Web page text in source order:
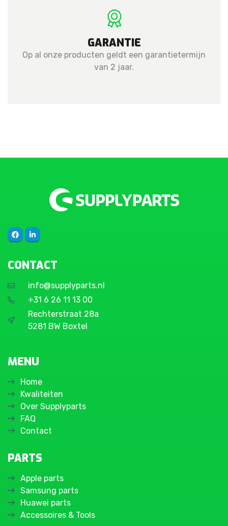
GARANTIE
Op al onze producten geldt een garantietermijn
van 2 jaar.
CONTACT
info@supplyparts.nl
+31 6 26 11 13 00
Rechterstraat 28a
5281 BW Boxtel
MENU
Home
Kwaliteiten
Over Supplyparts
FAQ
Contact
PARTS
Apple parts
Samsung parts
Huawei parts
Accessoires & Tools